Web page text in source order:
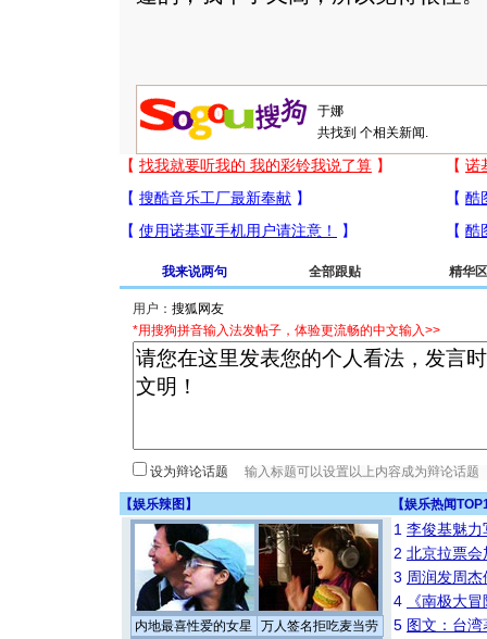
共找到 个相关新闻.
我来说两句 全部跟贴 精华区
用户：
*用搜狗拼音输入法发帖子，体验更流畅的中文输入>>
设为辩论话题
【娱乐辣图 】 【娱乐热闻
内地最喜性爱的女星 万人签名拒吃麦当劳
1 李俊基魅力
2 北京拉票
3 周润发周
4
《南极大
5 图文：台